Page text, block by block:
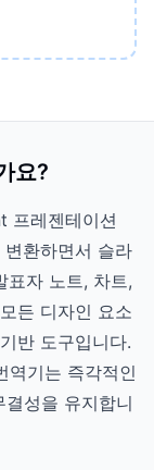
요?
프레젠테이션
환하면서 슬라
표자 노트, 차트,
든 디자인 요소
반 도구입니다.
역기는 즉각적인
성을 유지합니